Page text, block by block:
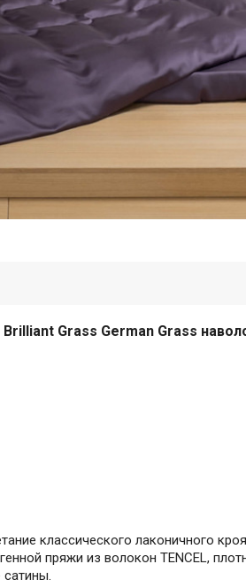
Grass German Grass
классического лаконичного
пряжи из волокон TENCEL,
сатины.